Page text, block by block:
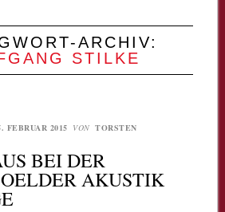
ARCHIV:
STILKE
FEBRUAR 2015 VON TORSTEN
BEI DER
AKUSTIK